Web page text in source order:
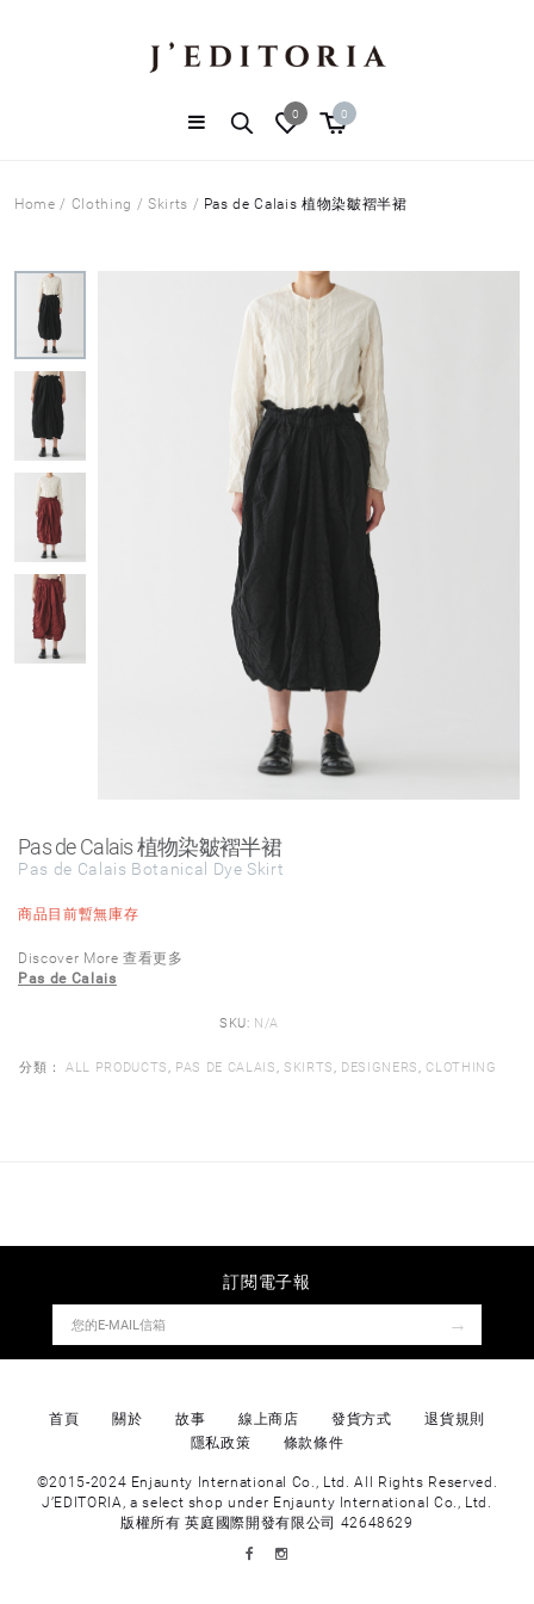
0 0
Home / Clothing / Skirts / Pas de Calais 植物染皺褶半裙
Pas de Calais 植物染皺褶半裙
Pas de Calais Botanical Dye Skirt
商品目前暫無庫存
Discover More 查看更多
Pas de Calais
SKU: N/A
分類： ALL PRODUCTS PAS DE CALAIS SKIRTS DESIGNERS CLOTHING
訂閱電子報
→
首頁 關於 故事 線上商店 發貨方式
退貨規則
隱私政策
條款條件
©2015-2024 Enjaunty International Co., Ltd. All Rights Reserved.
J’EDITORIA, a select shop under Enjaunty International Co., Ltd.
版權所有 英庭國際開發有限公司 42648629